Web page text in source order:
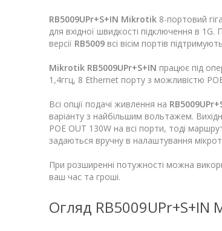
RB5009UPr+S+IN Mikrotik 8-портовий
для вхідної швидкості підключення в
версії RB5009 всі вісім портів
Mikrotik RB5009UPr+S+IN працює під
1,4ггц, 8 Ethernet порту з можливістю
Всі опції подачі живлення на
варіанту з найбільшим вольтажем.
POE OUT 130W на всі порти, тоді
задаються вручну в налаштування
При розширенні потужності можна
ваш час та гроші.
Огляд RB5009UPr+S+IN